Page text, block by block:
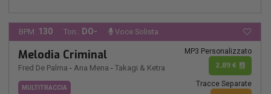
BPM: 130 Ton.: DO- Voce Solista
Melodia Criminal
Fred De Palma - Ana Mena - Takagi & Ketra
MULTITRACCIA
MP3 Personalizzato
2,89 €
Tracce Separate